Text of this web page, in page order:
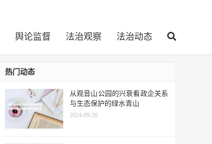
舆论监督 法治观察 法治动态
热门动态
从观音山公园的兴衰看政企关系
与生态保护的绿水青山
2024-09-20